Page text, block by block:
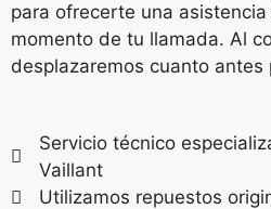
para ofrecerte una
momento de tu llamada. Al
desplazaremos cuanto
Servicio técnico
Vaillant
Utilizamos repuestos